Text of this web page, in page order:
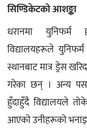
सिण्डिकेटको आशङ्का
धरानमा
विद्यालयहरूले
स्थानबाट मात्र ड्रेस
गरेका छन् । अन्य
हुँदाहुँदै विद्यालयले
आएको उनीहरूको